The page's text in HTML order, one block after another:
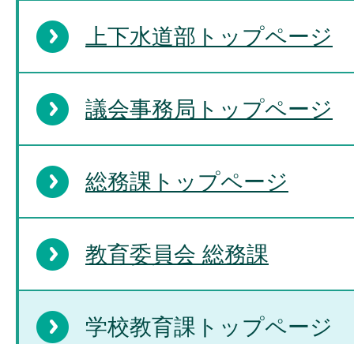
上下水道部トップページ
議会事務局トップページ
総務課トップページ
教育委員会 総務課
学校教育課トップページ